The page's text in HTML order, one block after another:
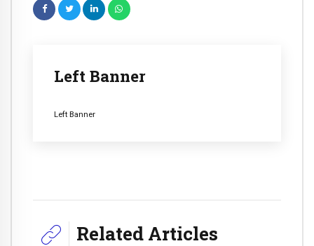
Left Banner
Left Banner
Related Articles